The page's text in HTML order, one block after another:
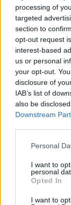
processing of
targeted
section to
opt-out request
interest-based
us or personal
your opt-out.
disclosure of
IAB’s list of
also be
Downstream
Personal
I want to
personal
Opted In
I want to